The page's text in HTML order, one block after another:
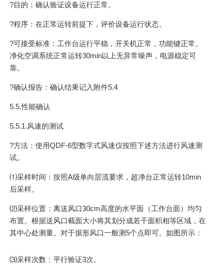
?目的：确认验证设备运行正常。
?程序：在正常运转前提下，评价设备运行状态。
?可接受标准：工作台运行平稳，开关机正常，功能键正常。
净化空调系统正常运转30min以上无异常噪声，电源稳定可
靠。
?确认报告：确认结果记入附件5.4
5.5.性能确认
5.5.1.风速的测试
?方法：使用QDF-6型数字式风速仪按照下述方法进行风速测
试。
⑴采样时间：按照A级单向层流要求，超净台正常运转10min
后采样。
⑵采样位置：离送风口30cm高度的水平面（工作台面）均匀
布置。根据送风口截面大小将其划分成若干面积相等区域，在
其中心处测量。对于据形风口一般测5个点即可。如图所示：
⑶采样次数：平行验证3次。